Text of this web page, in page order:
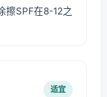
擦SPF在8-12之
适宜